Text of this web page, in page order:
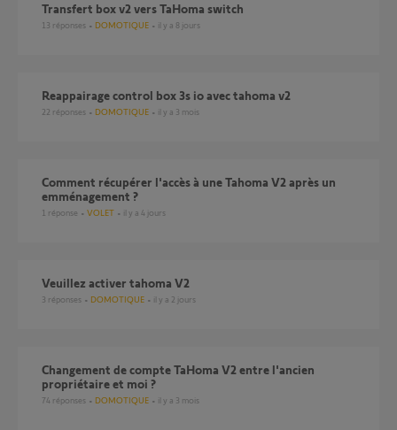
Transfert box v2 vers TaHoma switch
13 réponses DOMOTIQUE il y a 8 jours
Reappairage control box 3s io avec tahoma v2
22 réponses DOMOTIQUE il y a 3 mois
Comment récupérer l'accès à une Tahoma V2 après un
emménagement ?
1 réponse VOLET il y a 4 jours
Veuillez activer tahoma V2
3 réponses DOMOTIQUE il y a 2 jours
Changement de compte TaHoma V2 entre l'ancien
propriétaire et moi ?
74 réponses DOMOTIQUE il y a 3 mois